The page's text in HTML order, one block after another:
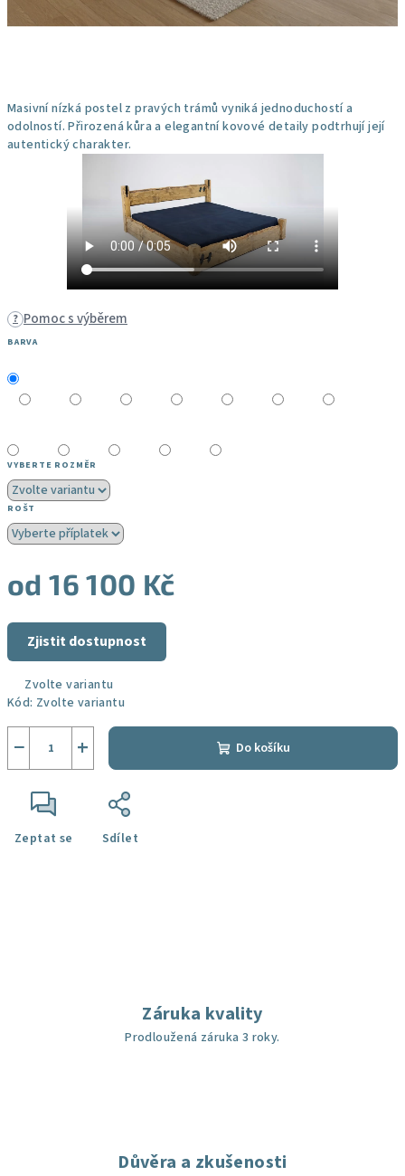
Masivní nízká postel z pravých trámů vyniká jednoduchostí a
odolností. Přirozená kůra a elegantní kovové detaily podtrhují její
autentický charakter.
? Pomoc s výběrem
BARVA
VYBERTE ROZMĚR
ROŠT
od16 100 Kč
cena:Zjistit dostupnost
Zvolte variantu
Kód: Zvolte variantu
+
− Do košíku
Zeptat se Sdílet
Záruka kvality
Prodloužená záruka 3 roky.
Důvěra a zkušenosti